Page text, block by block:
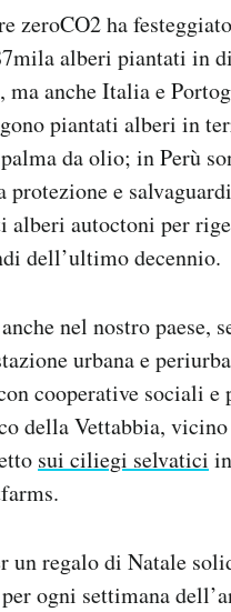
zeroCO2 ha
alberi piantati in
ma anche Italia e
piantati alberi in
da olio; in Perù
protezione e
alberi autoctoni per
dell’ultimo decennio.
nel nostro paese,
urbana e
cooperative sociali
della Vettabbia,
sui ciliegi selvatici
un regalo di Natale
ogni settimana